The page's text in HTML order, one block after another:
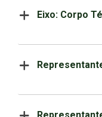
Eixo: Corpo